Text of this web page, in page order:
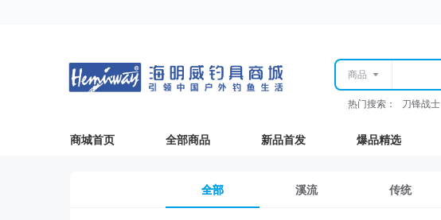
商品
热门搜索： 刀锋战士
商城首页 全部商品 新品首发 爆品精选
全部 溪流 传统